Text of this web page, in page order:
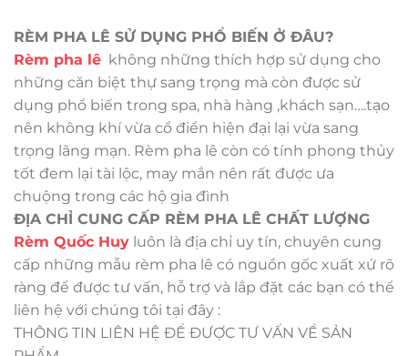
RÈM PHA LÊ SỬ DỤNG PHỔ BIẾN Ở ĐÂU?
Rèm pha lê không những thích hợp sử dụng cho
những căn biệt thự sang trọng mà còn được sử
dụng phổ biến trong spa, nhà hàng ,khách sạn….tạo
nên không khí vừa cổ điển hiện đại lại vừa sang
trọng lãng mạn. Rèm pha lê còn có tính phong thủy
tốt đem lại tài lộc, may mắn nên rất được ưa
chuộng trong các hộ gia đình
ĐỊA CHỈ CUNG CẤP RÈM PHA LÊ CHẤT LƯỢNG
Rèm Quốc Huy luôn là địa chỉ uy tín, chuyên cung
cấp những mẫu rèm pha lê có nguồn gốc xuất xứ rõ
ràng để được tư vấn, hỗ trợ và lắp đặt các bạn có thể
liên hệ với chúng tôi tại đây :
THÔNG TIN LIÊN HỆ ĐỂ ĐƯỢC TƯ VẤN VỀ SẢN